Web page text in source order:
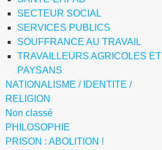
SECTEUR SOCIAL
SERVICES PUBLICS
SOUFFRANCE AU TRAVAIL
TRAVAILLEURS AGRICOLES ET
PAYSANS
NATIONALISME / IDENTITE /
RELIGION
Non classé
PHILOSOPHIE
PRISON : ABOLITION !